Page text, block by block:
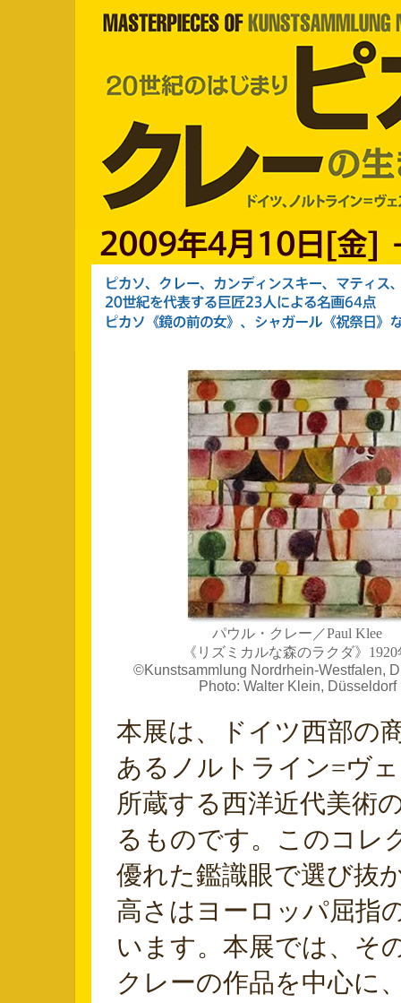
パウル・クレー／Paul Klee
《リズミカルな森のラクダ》1920
©Kunstsammlung Nordrhein-Westfalen,
Photo: Walter Klein, Düsseldorf
本展は、ドイツ西部の
あるノルトライン=ヴ
所蔵する西洋近代美術
るものです。このコレ
優れた鑑識眼で選び抜
高さはヨーロッパ屈指
います。本展では、そ
クレーの作品を中心に